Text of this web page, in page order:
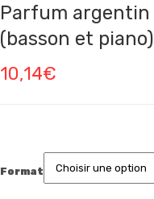
Parfum argentin
(basson et piano)
10,14€
Format